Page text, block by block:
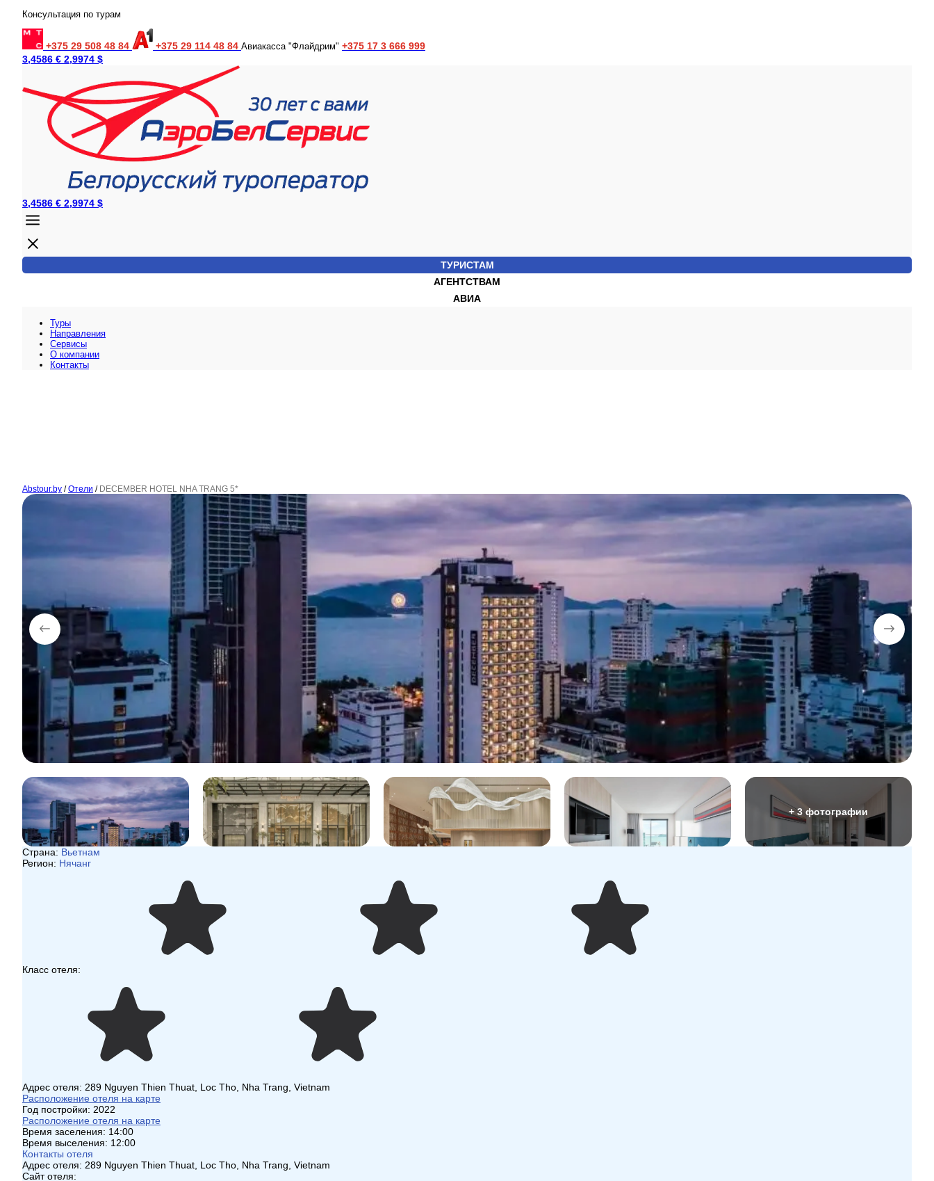
Консультация по турам
+375 29 508 48 84 +375 29 114 48 84 Авиакасса "Флайдрим" +375 17 3 666 999
3,4586 € 2,9974 $
3,4586 € 2,9974 $
ТУРИСТАМ
АГЕНТСТВАМ
АВИА
Туры
Направления
Сервисы
O компании
Контакты
Abstour.by / Отели / DECEMBER HOTEL NHA TRANG 5*
+ 3 фотографии
Страна: Вьетнам
Регион: Нячанг
Класс отеля:
Адрес отеля: 289 Nguyen Thien Thuat, Loc Tho, Nha Trang, Vietnam
Расположение отеля на карте
Год постройки: 2022
Расположение отеля на карте
Время заселения: 14:00
Время выселения: 12:00
Контакты отеля
Адрес отеля: 289 Nguyen Thien Thuat, Loc Tho, Nha Trang, Vietnam
Сайт отеля: